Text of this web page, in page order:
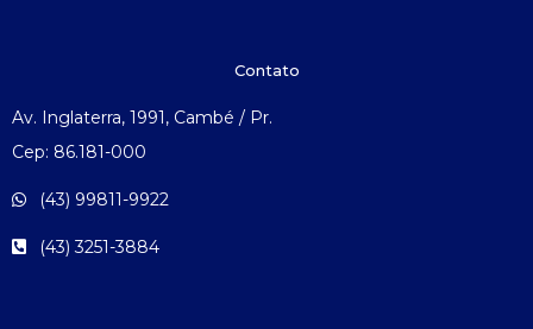
Contato
Av. Inglaterra, 1991, Cambé / Pr.
Cep: 86.181-000
(43) 99811-9922
(43) 3251-3884